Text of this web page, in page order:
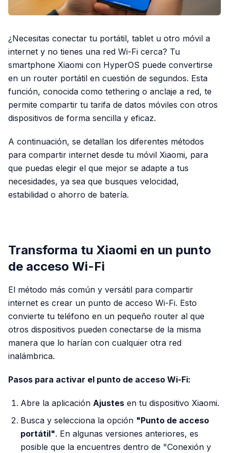
¿Necesitas conectar tu portátil, tablet u otro móvil a
internet y no tienes una red Wi-Fi cerca? Tu
smartphone Xiaomi con HyperOS puede convertirse
en un router portátil en cuestión de segundos. Esta
función, conocida como tethering o anclaje a red, te
permite compartir tu tarifa de datos móviles con otros
dispositivos de forma sencilla y eficaz.
A continuación, se detallan los diferentes métodos
para compartir internet desde tu móvil Xiaomi, para
que puedas elegir el que mejor se adapte a tus
necesidades, ya sea que busques velocidad,
estabilidad o ahorro de batería.
Transforma tu Xiaomi en un punto
de acceso Wi-Fi
El método más común y versátil para compartir
internet es crear un punto de acceso Wi-Fi. Esto
convierte tu teléfono en un pequeño router al que
otros dispositivos pueden conectarse de la misma
manera que lo harían con cualquier otra red
inalámbrica.
Pasos para activar el punto de acceso Wi-Fi:
Abre la aplicación Ajustes en tu dispositivo Xiaomi.
Busca y selecciona la opción "Punto de acceso
portátil". En algunas versiones anteriores, es
posible que la encuentres dentro de "Conexión y